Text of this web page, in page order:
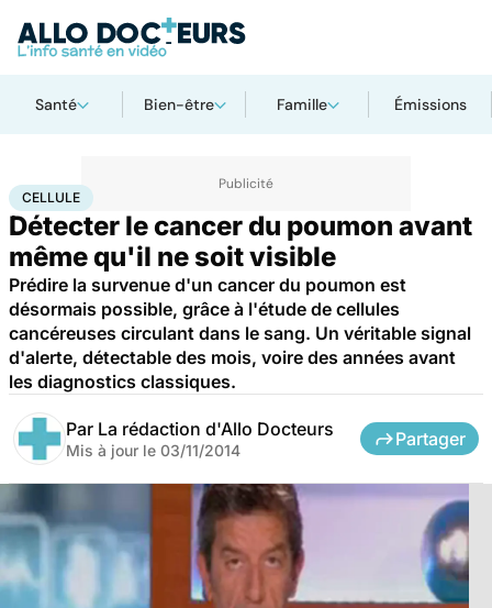
Santé Bien-être Famille Émissions
AccueilSanté Cellule
CELLULE
Détecter le cancer du poumon avant
même qu'il ne soit visible
Prédire la survenue d'un cancer du poumon est
désormais possible, grâce à l'étude de cellules
cancéreuses circulant dans le sang. Un véritable signal
d'alerte, détectable des mois, voire des années avant
les diagnostics classiques.
Par La rédaction d'Allo Docteurs
Mis à jour le 03/11/2014
Partager